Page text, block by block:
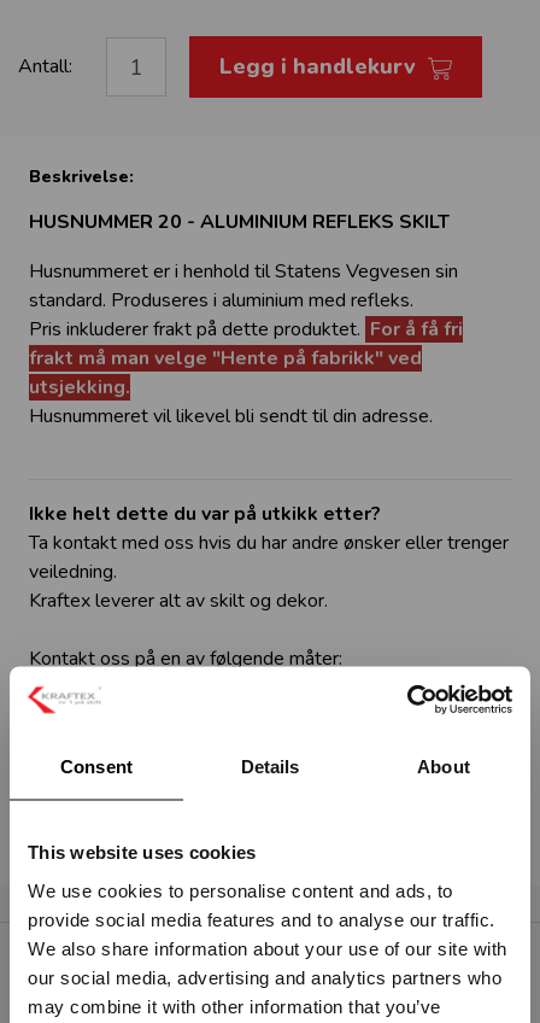
Consent Details About
This website uses cookies
We use cookies to personalise content and ads, to
provide social media features and to analyse our traffic.
We also share information about your use of our site with
our social media, advertising and analytics partners who
may combine it with other information that you’ve
Antall: Legg i handlekurv
Beskrivelse:
HUSNUMMER 20 - ALUMINIUM REFLEKS SKILT
Husnummeret er i henhold til Statens Vegvesen sin
standard. Produseres i aluminium med refleks.
Pris inkluderer frakt på dette produktet. For å få fri
frakt må man velge "Hente på fabrikk" ved
utsjekking.
Husnummeret vil likevel bli sendt til din adresse.
Ikke helt dette du var på utkikk etter?
Ta kontakt med oss hvis du har andre ønsker eller trenger
veiledning.
Kraftex leverer alt av skilt og dekor.
Kontakt oss på en av følgende måter:
Bruk vårt
ett vedlegg)
Ring oss påtlf. 69 25 25 30
RELATERTE PRODUKTER
Vennligst velg portal